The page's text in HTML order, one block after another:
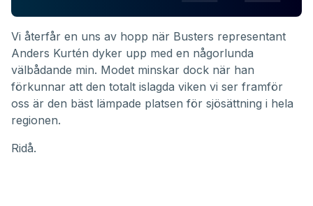
Vi återfår en uns av hopp när Busters representant
Anders Kurtén dyker upp med en någorlunda
välbådande min. Modet minskar dock när han
förkunnar att den totalt islagda viken vi ser framför
oss är den bäst lämpade platsen för sjösättning i hela
regionen.
Ridå.